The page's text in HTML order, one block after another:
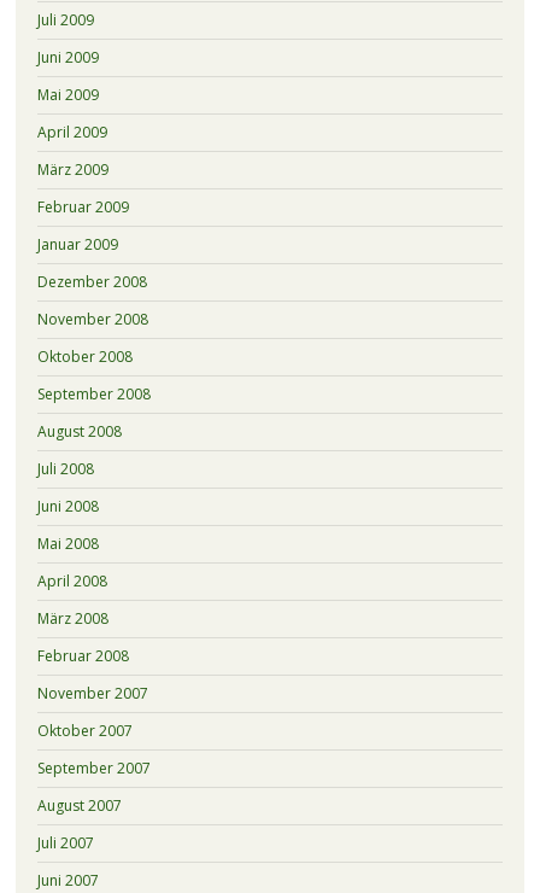
Juli 2009
Juni 2009
Mai 2009
April 2009
März 2009
Februar 2009
Januar 2009
Dezember 2008
November 2008
Oktober 2008
September 2008
August 2008
Juli 2008
Juni 2008
Mai 2008
April 2008
März 2008
Februar 2008
November 2007
Oktober 2007
September 2007
August 2007
Juli 2007
Juni 2007